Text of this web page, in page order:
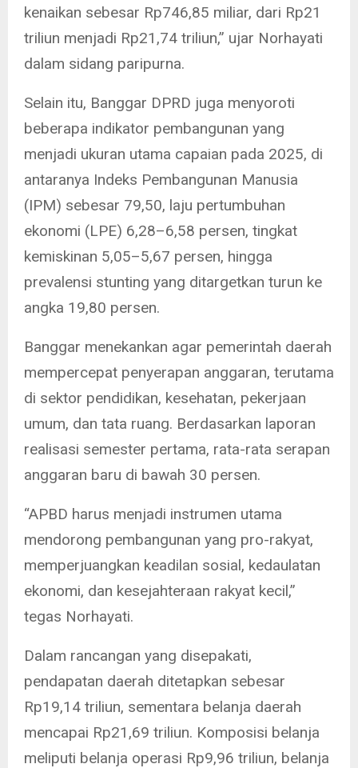
kenaikan sebesar Rp746,85 miliar, dari Rp21
triliun menjadi Rp21,74 triliun,” ujar Norhayati
dalam sidang paripurna.
Selain itu, Banggar DPRD juga menyoroti
beberapa indikator pembangunan yang
menjadi ukuran utama capaian pada 2025, di
antaranya Indeks Pembangunan Manusia
(IPM) sebesar 79,50, laju pertumbuhan
ekonomi (LPE) 6,28–6,58 persen, tingkat
kemiskinan 5,05–5,67 persen, hingga
prevalensi stunting yang ditargetkan turun ke
angka 19,80 persen.
Banggar menekankan agar pemerintah daerah
mempercepat penyerapan anggaran, terutama
di sektor pendidikan, kesehatan, pekerjaan
umum, dan tata ruang. Berdasarkan laporan
realisasi semester pertama, rata-rata serapan
anggaran baru di bawah 30 persen.
“APBD harus menjadi instrumen utama
mendorong pembangunan yang pro-rakyat,
memperjuangkan keadilan sosial, kedaulatan
ekonomi, dan kesejahteraan rakyat kecil,”
tegas Norhayati.
Dalam rancangan yang disepakati,
pendapatan daerah ditetapkan sebesar
Rp19,14 triliun, sementara belanja daerah
mencapai Rp21,69 triliun. Komposisi belanja
meliputi belanja operasi Rp9,96 triliun, belanja